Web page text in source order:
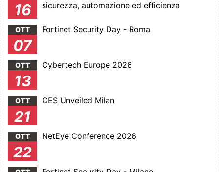
16
sicurezza, automazione ed efficienza
OTT
07
Fortinet Security Day - Roma
OTT
13
Cybertech Europe 2026
OTT
21
CES Unveiled Milan
OTT
22
NetEye Conference 2026